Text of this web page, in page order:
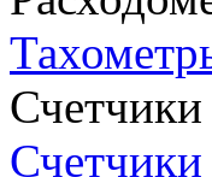
Счетчики